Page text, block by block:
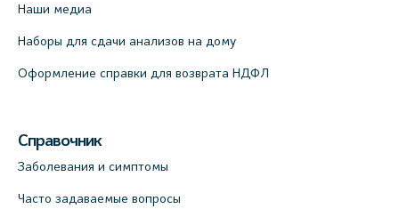
Наши медиа
Наборы для сдачи анализов на дому
Оформление справки для возврата НДФЛ
Справочник
Заболевания и симптомы
Часто задаваемые вопросы